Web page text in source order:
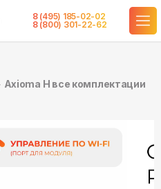
8 (495) 185-02-02
8 (800) 301-22-62
Axioma H все комплектации